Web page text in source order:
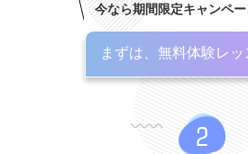
今なら期間限定キャンペー
まずは、無料体験レッ